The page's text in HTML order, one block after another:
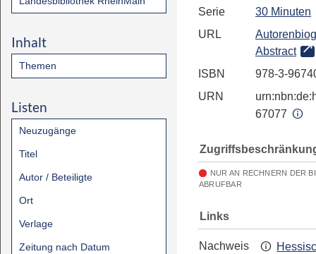
Inhalt
Themen
Listen
Neuzugänge
Titel
Autor / Beteiligte
Ort
Verlage
Zeitung nach Datum
Serie
30 Minuten
URL
Abstract
ISBN
978-3-
URN
67077
NUR AN RECHNERN DER
ABRUFBAR
Links
Nachweis